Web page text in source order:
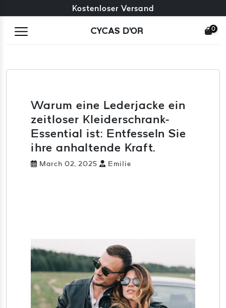
Kostenloser Umtausch + kostenlose Rücksendungen
Kostenloser Versand
CYCAS D'OR 0
Warum eine Lederjacke ein
zeitloser Kleiderschrank-
Essential ist: Entfesseln Sie
ihre anhaltende Kraft.
March 02, 2025 Emilie